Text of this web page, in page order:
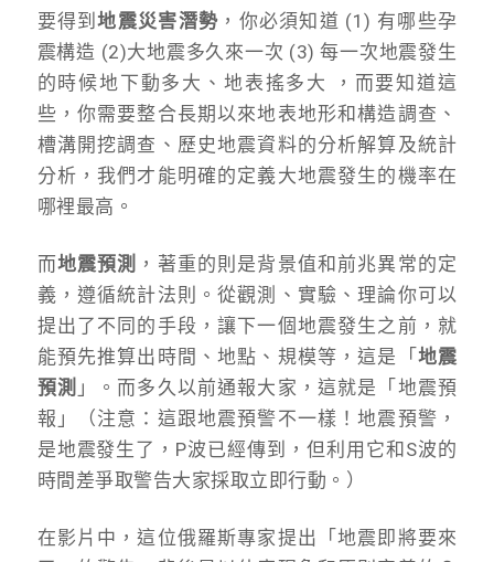
要得到地震災害潛勢 ，你必須知道 (1) 有哪些孕
震構造 (2)大地震多久來一次 (3) 每一次地震發生
的時候地下動多大、地表搖多大 ，而要知道這
些，你需要整合長期以來地表地形和構造調查、
槽溝開挖調查、歷史地震資料的分析解算及統計
分析，我們才能明確的定義大地震發生的機率在
哪裡最高。
而地震預測 ，著重的則是背景值和前兆異常的定
義，遵循統計法則。從觀測、實驗、理論你可以
提出了不同的手段，讓下一個地震發生之前，就
能預先推算出時間、地點、規模等，這是「地震
預測 」。而多久以前通報大家，這就是「地震預
報」（注意：這跟地震預警不一樣！地震預警，
是地震發生了，P波已經傳到，但利用它和S波的
時間差爭取警告大家採取立即行動。）
在影片中，這位俄羅斯專家提出「地震即將要來